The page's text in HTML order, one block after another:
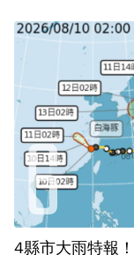
4縣市大雨特報